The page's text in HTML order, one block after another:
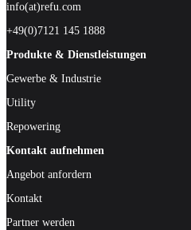
info(at)refu.com
+49(0)7121 145 1888
Produkte & Dienstleistungen
Gewerbe & Industrie
Utility
Repowering
Kontakt aufnehmen
Angebot anfordern
Kontakt
Partner werden